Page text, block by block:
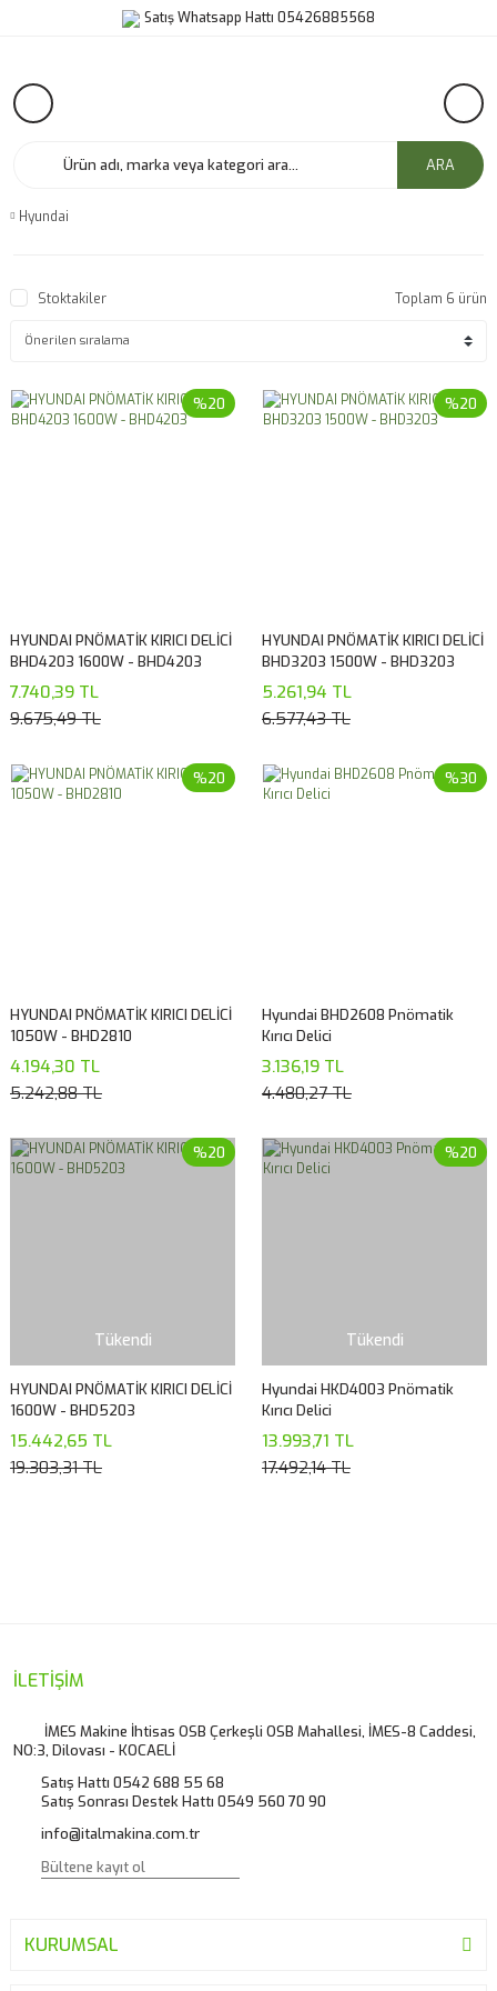
Satış Whatsapp Hattı 05426885568
ARA
Hyundai
Stoktakiler Toplam 6 ürün
%20
HYUNDAI PNÖMATİK KIRICI DELİCİ
BHD4203 1600W - BHD4203
7.740,39 TL
9.675,49 TL
%20
HYUNDAI PNÖMATİK KIRICI DELİCİ
BHD3203 1500W - BHD3203
5.261,94 TL
6.577,43 TL
%20
HYUNDAI PNÖMATİK KIRICI DELİCİ
1050W - BHD2810
4.194,30 TL
5.242,88 TL
%30
Hyundai BHD2608 Pnömatik
Kırıcı Delici
3.136,19 TL
4.480,27 TL
%20
Tükendi
HYUNDAI PNÖMATİK KIRICI DELİCİ
1600W - BHD5203
15.442,65 TL
19.303,31 TL
%20
Tükendi
Hyundai HKD4003 Pnömatik
Kırıcı Delici
13.993,71 TL
17.492,14 TL
İLETİŞİM
İMES Makine İhtisas OSB Çerkeşli OSB Mahallesi, İMES-8 Caddesi,
NO:3, Dilovası - KOCAELİ
Satış Hattı 0542 688 55 68
Satış Sonrası Destek Hattı 0549 560 70 90
info@italmakina.com.tr
KURUMSAL